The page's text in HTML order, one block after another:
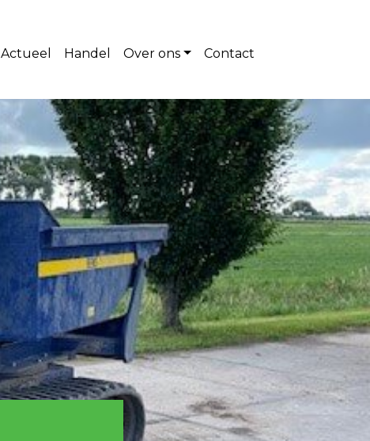
Actueel Handel Over ons Contact